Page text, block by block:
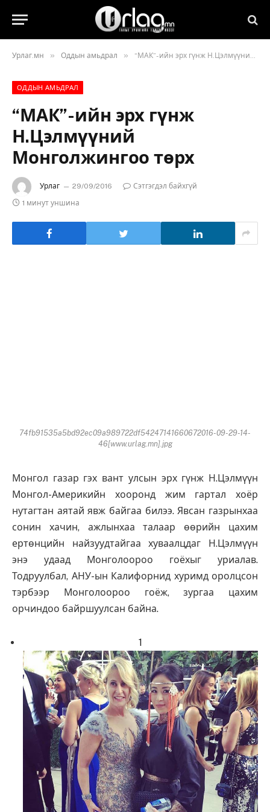
Урлаг.мн » Оддын амьдрал » “МАК”-ийн эрх гүнж Н.Цэлмүүний Монголжингоо төрх
ОДДЫН АМЬДРАЛ
“МАК”-ийн эрх гүнж
Н.Цэлмүүний
Монголжингоо төрх
Урлаг 29/09/2016
Сэтгэгдэл байхгүй
1 минут уншина
74fb91535a5bd92ec09a989722df54247141660672016-09-29-14-
46[www.urlag.mn].jpg
Монгол газар гэх вант улсын эрх гүнж Н.Цэлмүүн
Монгол-Америкийн хооронд жим гартал хоёр
нутагтан аятай явж байгаа билээ. Явсан газрынхаа
сонин хачин, ажлынхаа талаар өөрийн цахим
ертөнцийн найзуудтайгаа хуваалцдаг Н.Цэлмүүн
энэ удаад Монголоороо гоёхыг уриалав.
Тодруулбал, АНУ-ын Калифорнид хуримд оролцсон
тэрбээр Монголоороо гоёж, зургаа цахим
орчиндоо байршуулсан байна.
1